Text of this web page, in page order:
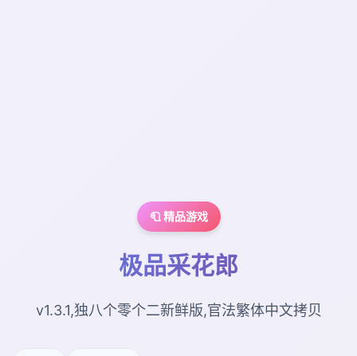
🧻 精品游戏
极品采花郎
v1.3.1,独八个零个二新鲜版,官法繁体中文拷贝